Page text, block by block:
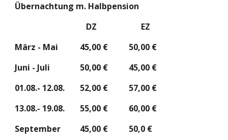
Übernachtung m. Halbpension
DZ
EZ
März - Mai
45,00 €
50,00 €
Juni - Juli
50,00 €
45,00 €
01.08.- 12.08. 52,00 €
57,00 €
13.08.- 19.08. 55,00 €
60,00 €
September
45,00 €
50,0 €